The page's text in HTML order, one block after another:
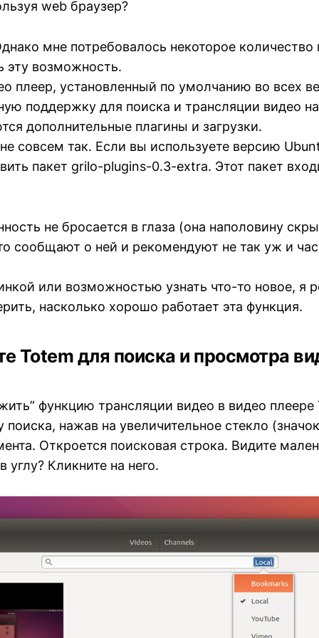
web браузер?
мне потребовалось некоторое количество
эту возможность.
плеер, установленный по умолчанию во всех
поддержку для поиска и трансляции видео
дополнительные плагины и загрузки.
совсем так. Если вы используете версию
пакет grilo-plugins-0.3-extra. Этот пакет
не бросается в глаза (она наполовину
сообщают о ней и рекомендуют не так уж и
или возможностью узнать что-то новое, я
насколько хорошо работает эта функция.
Totem для поиска и просмотра
функцию трансляции видео в видео
поиска, нажав на увеличительное стекло
Откроется поисковая строка. Видите
углу? Кликните на него.